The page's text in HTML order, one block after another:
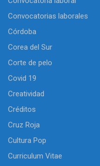
Convocatorias laborales
Córdoba
Corea del Sur
Corte de pelo
Covid 19
Creatividad
Créditos
Cruz Roja
Cultura Pop
Curriculum Vitae